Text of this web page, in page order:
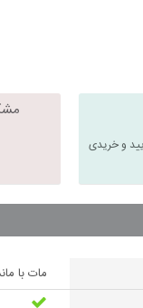
و خریدی
مات با